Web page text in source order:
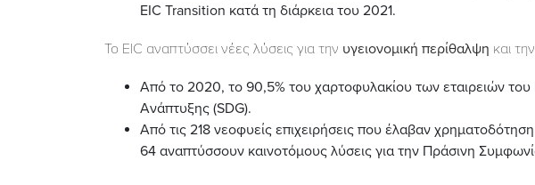
EIC Transition κατά τη διάρκεια του 2021.
Το EIC αναπτύσσει νέες λύσεις για την υγειονομική περίθαλψη και την
Από το 2020, το 90,5% του χαρτοφυλακίου των εταιρειών
Ανάπτυξης (SDG).
Από τις 218 νεοφυείς επιχειρήσεις που έλαβαν
64 αναπτύσσουν καινοτόμους λύσεις για την Πράσινη